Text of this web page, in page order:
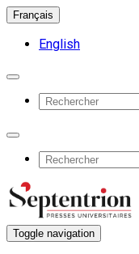
Français
English
Toggle navigation